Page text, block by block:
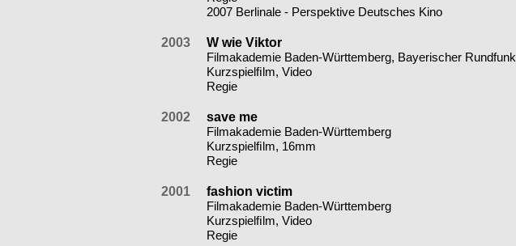
2007 Berlinale - Perspektive Deutsches Kino
2003
W wie Viktor
Filmakademie Baden-Württemberg, Bayerischer Rundfunk
Kurzspielﬁlm, Video
Regie
2002
save me
Filmakademie Baden-Württemberg
Kurzspielﬁlm, 16mm
Regie
2001
fashion victim
Filmakademie Baden-Württemberg
Kurzspielﬁlm, Video
Regie